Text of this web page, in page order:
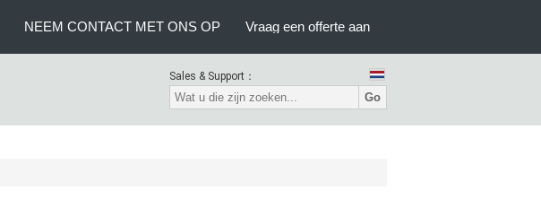
NEEM CONTACT MET ONS OP Vraag een offerte aan
Sales & Support：
Go